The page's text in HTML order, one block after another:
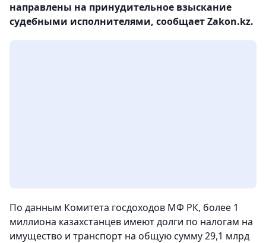
направлены на принудительное взыскание
судебными исполнителями, сообщает Zakon.kz.
По данным Комитета госдоходов МФ РК, более 1
миллиона казахстанцев имеют долги по налогам на
имущество и транспорт на общую сумму 29,1 млрд